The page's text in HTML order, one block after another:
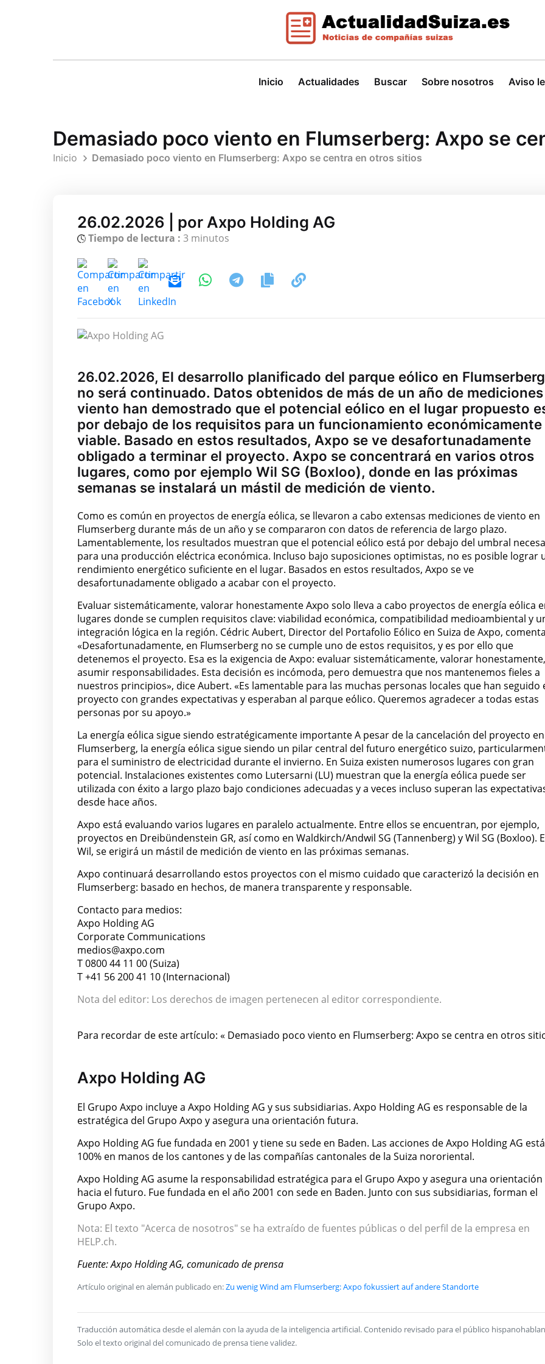
Inicio Actualidades Buscar Sobre nosotros Aviso
Demasiado poco viento en Flumserberg: Axpo se
Inicio Demasiado poco viento en Flumserberg: Axpo se centra en otros sitios
26.02.2026 | por Axpo Holding AG
Tiempo de lectura : 3 minutos
26.02.2026, El desarrollo planificado del parque eólico en Flumserberg
no será continuado. Datos obtenidos de más de un año de
viento han demostrado que el potencial eólico en el lugar propuesto
por debajo de los requisitos para un funcionamiento económicamente
viable. Basado en estos resultados, Axpo se ve desafortunadamente
obligado a terminar el proyecto. Axpo se concentrará en varios otros
lugares, como por ejemplo Wil SG (Boxloo), donde en las próximas
semanas se instalará un mástil de medición de viento.
Como es común en proyectos de energía eólica, se llevaron a cabo extensas mediciones de viento en
Flumserberg durante más de un año y se compararon con datos de referencia de largo plazo.
Lamentablemente, los resultados muestran que el potencial eólico está por debajo del umbral
para una producción eléctrica económica. Incluso bajo suposiciones optimistas, no es posible lograr
rendimiento energético suficiente en el lugar. Basados en estos resultados, Axpo se ve
desafortunadamente obligado a acabar con el proyecto.
Evaluar sistemáticamente, valorar honestamente Axpo solo lleva a cabo proyectos de energía eólica
lugares donde se cumplen requisitos clave: viabilidad económica, compatibilidad medioambiental y
integración lógica en la región. Cédric Aubert, Director del Portafolio Eólico en Suiza de Axpo,
«Desafortunadamente, en Flumserberg no se cumple uno de estos requisitos, y es por ello que
detenemos el proyecto. Esa es la exigencia de Axpo: evaluar sistemáticamente, valorar honestamente,
asumir responsabilidades. Esta decisión es incómoda, pero demuestra que nos mantenemos fieles a
nuestros principios», dice Aubert. «Es lamentable para las muchas personas locales que han seguido
proyecto con grandes expectativas y esperaban al parque eólico. Queremos agradecer a todas estas
personas por su apoyo.»
La energía eólica sigue siendo estratégicamente importante A pesar de la cancelación del proyecto en
Flumserberg, la energía eólica sigue siendo un pilar central del futuro energético suizo,
para el suministro de electricidad durante el invierno. En Suiza existen numerosos lugares con gran
potencial. Instalaciones existentes como Lutersarni (LU) muestran que la energía eólica puede ser
utilizada con éxito a largo plazo bajo condiciones adecuadas y a veces incluso superan las
desde hace años.
Axpo está evaluando varios lugares en paralelo actualmente. Entre ellos se encuentran, por ejemplo,
proyectos en Dreibündenstein GR, así como en Waldkirch/Andwil SG (Tannenberg) y Wil SG (Boxloo).
Wil, se erigirá un mástil de medición de viento en las próximas semanas.
Axpo continuará desarrollando estos proyectos con el mismo cuidado que caracterizó la decisión en
Flumserberg: basado en hechos, de manera transparente y responsable.
Contacto para medios:
Axpo Holding AG
Corporate Communications
medios@axpo.com
T 0800 44 11 00 (Suiza)
T +41 56 200 41 10 (Internacional)
Nota del editor: Los derechos de imagen pertenecen al editor correspondiente.
Para recordar de este artículo: « Demasiado poco viento en Flumserberg: Axpo se centra en otros
Axpo Holding AG
El Grupo Axpo incluye a Axpo Holding AG y sus subsidiarias. Axpo Holding AG es responsable de la
estratégica del Grupo Axpo y asegura una orientación futura.
Axpo Holding AG fue fundada en 2001 y tiene su sede en Baden. Las acciones de Axpo Holding AG
100% en manos de los cantones y de las compañías cantonales de la Suiza nororiental.
Axpo Holding AG asume la responsabilidad estratégica para el Grupo Axpo y asegura una orientación
hacia el futuro. Fue fundada en el año 2001 con sede en Baden. Junto con sus subsidiarias, forman el
Grupo Axpo.
Nota: El texto "Acerca de nosotros" se ha extraído de fuentes públicas o del perfil de la empresa en
HELP.ch.
Fuente: Axpo Holding AG, comunicado de prensa
Artículo original en alemán publicado en:Zu wenig Wind am Flumserberg: Axpo fokussiert auf andere Standorte
Traducción automática desde el alemán con la ayuda de la inteligencia artificial. Contenido revisado para el público
Solo el texto original del comunicado de prensa tiene validez.